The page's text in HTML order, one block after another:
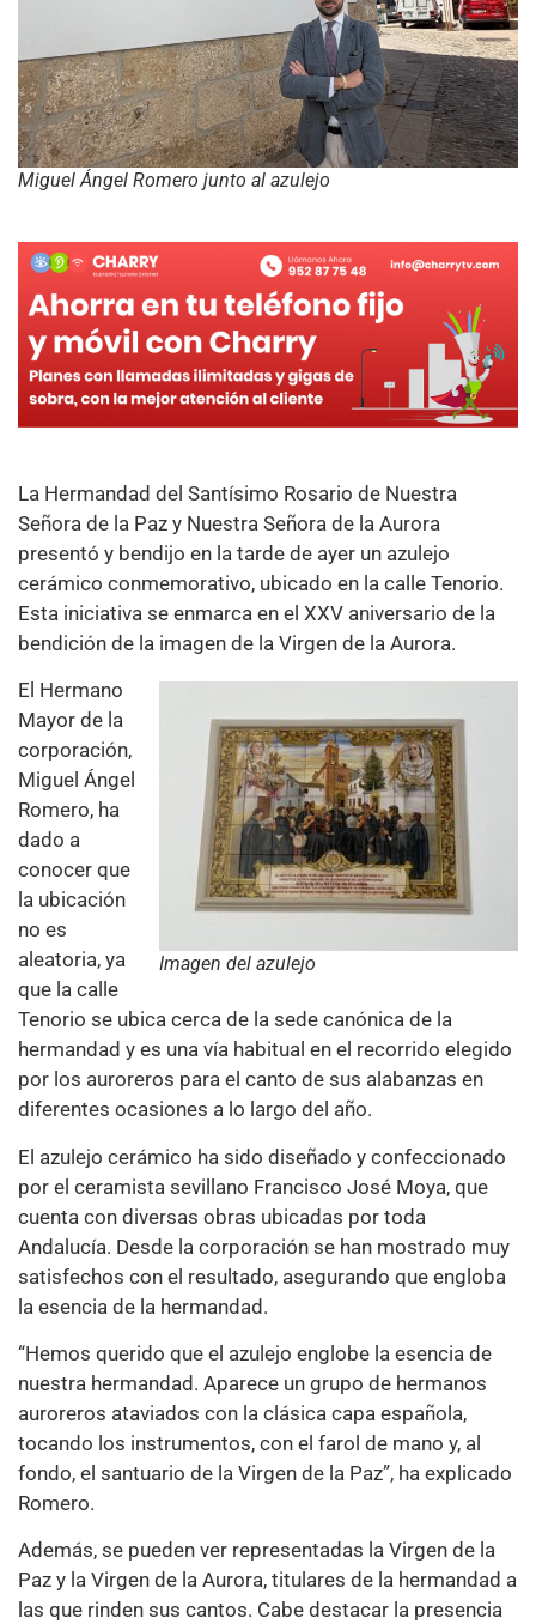
Miguel Ángel Romero junto al azulejo
La Hermandad del Santísimo Rosario de Nuestra
Señora de la Paz y Nuestra Señora de la Aurora
presentó y bendijo en la tarde de ayer un azulejo
cerámico conmemorativo, ubicado en la calle Tenorio.
Esta iniciativa se enmarca en el XXV aniversario de la
bendición de la imagen de la Virgen de la Aurora.
Imagen del azulejo
El Hermano
Mayor de la
corporación,
Miguel Ángel
Romero, ha
dado a
conocer que
la ubicación
no es
aleatoria, ya
que la calle
Tenorio se ubica cerca de la sede canónica de la
hermandad y es una vía habitual en el recorrido elegido
por los auroreros para el canto de sus alabanzas en
diferentes ocasiones a lo largo del año.
El azulejo cerámico ha sido diseñado y confeccionado
por el ceramista sevillano Francisco José Moya, que
cuenta con diversas obras ubicadas por toda
Andalucía. Desde la corporación se han mostrado muy
satisfechos con el resultado, asegurando que engloba
la esencia de la hermandad.
“Hemos querido que el azulejo englobe la esencia de
nuestra hermandad. Aparece un grupo de hermanos
auroreros ataviados con la clásica capa española,
tocando los instrumentos, con el farol de mano y, al
fondo, el santuario de la Virgen de la Paz”, ha explicado
Romero.
Además, se pueden ver representadas la Virgen de la
Paz y la Virgen de la Aurora, titulares de la hermandad a
las que rinden sus cantos. Cabe destacar la presencia